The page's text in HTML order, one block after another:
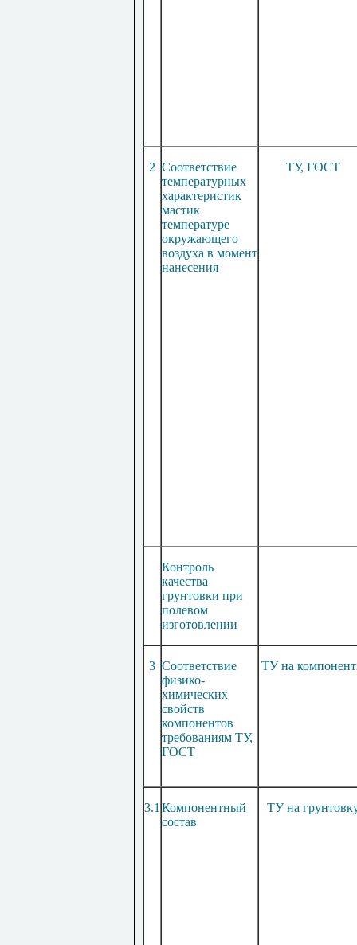
2 Соответствие
температурных
характеристик
мастик
температуре
окружающего
воздуха в момент
нанесения
ТУ, ГОСТ
Контроль
качества
грунтовки при
полевом
изготовлении
3 Соответствие
физико-
химических
свойств
компонентов
требованиям ТУ,
ГОСТ
ТУ на
3.1 Компонентный
состав
ТУ на